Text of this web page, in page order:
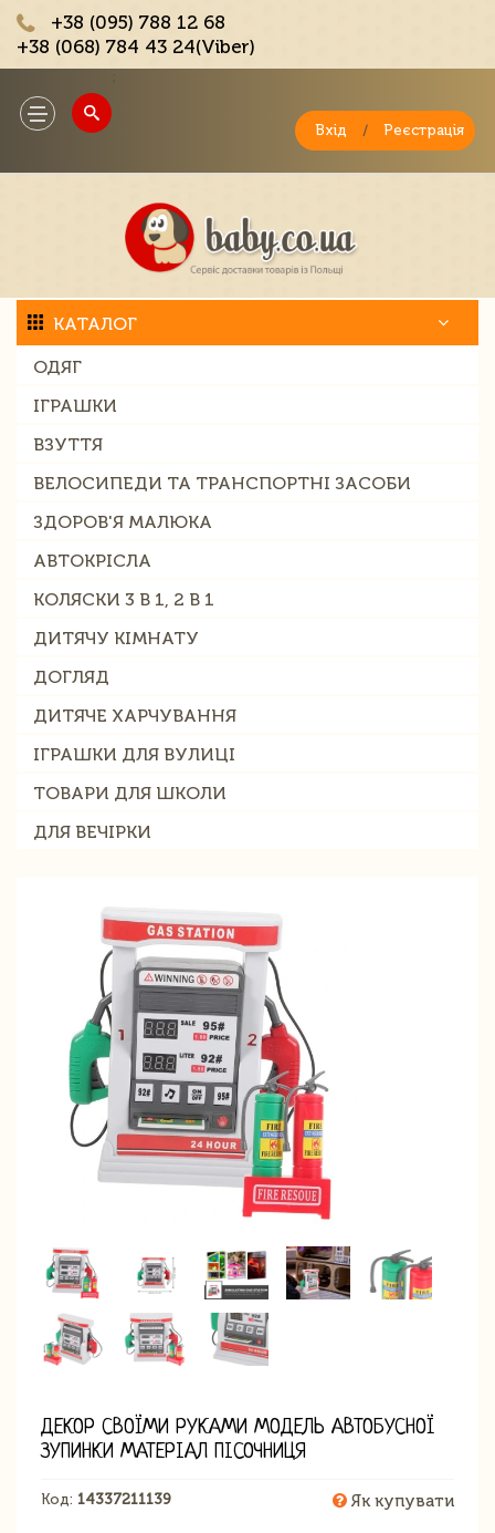
+38 (095) 788 12 68
+38 (068) 784 43 24(Viber)
Toggle
navigation
Вхід / Реєстрація
КАТАЛОГ
ОДЯГ
ІГРАШКИ
ВЗУТТЯ
ВЕЛОСИПЕДИ ТА ТРАНСПОРТНІ ЗАСОБИ
ЗДОРОВ'Я МАЛЮКА
АВТОКРІСЛА
КОЛЯСКИ 3 В 1, 2 В 1
ДИТЯЧУ КІМНАТУ
ДОГЛЯД
ДИТЯЧЕ ХАРЧУВАННЯ
ІГРАШКИ ДЛЯ ВУЛИЦІ
ТОВАРИ ДЛЯ ШКОЛИ
ДЛЯ ВЕЧІРКИ
ДЕКОР СВОЇМИ РУКАМИ МОДЕЛЬ АВТОБУСНОЇ
ЗУПИНКИ МАТЕРІАЛ ПІСОЧНИЦЯ
Код: 14337211139 Як купувати